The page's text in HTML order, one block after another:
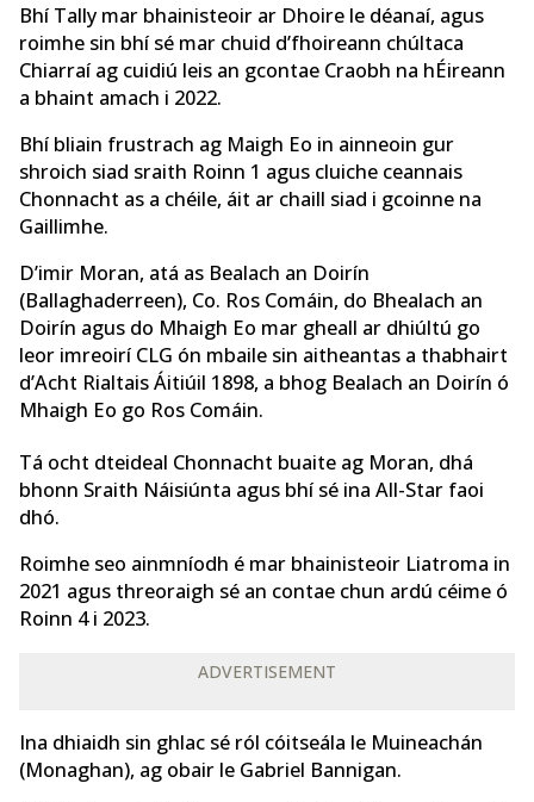
Bhí Tally mar bhainisteoir ar Dhoire le déanaí, agus
roimhe sin bhí sé mar chuid d’fhoireann chúltaca
Chiarraí ag cuidiú leis an gcontae Craobh na hÉireann
a bhaint amach i 2022.
Bhí bliain frustrach ag Maigh Eo in ainneoin gur
shroich siad sraith Roinn 1 agus cluiche ceannais
Chonnacht as a chéile, áit ar chaill siad i gcoinne na
Gaillimhe.
D’imir Moran, atá as Bealach an Doirín
(Ballaghaderreen), Co. Ros Comáin, do Bhealach an
Doirín agus do Mhaigh Eo mar gheall ar dhiúltú go
leor imreoirí CLG ón mbaile sin aitheantas a thabhairt
d’Acht Rialtais Áitiúil 1898, a bhog Bealach an Doirín ó
Mhaigh Eo go Ros Comáin.
Tá ocht dteideal Chonnacht buaite ag Moran, dhá
bhonn Sraith Náisiúnta agus bhí sé ina All-Star faoi
dhó.
Roimhe seo ainmníodh é mar bhainisteoir Liatroma in
2021 agus threoraigh sé an contae chun ardú céime ó
Roinn 4 i 2023.
ADVERTISEMENT
Ina dhiaidh sin ghlac sé ról cóitseála le Muineachán
(Monaghan), ag obair le Gabriel Bannigan.